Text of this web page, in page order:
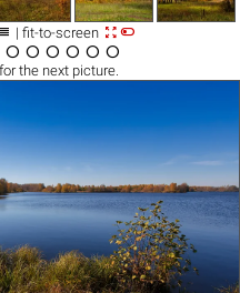
 | fit-to-screen 
     
the next picture.